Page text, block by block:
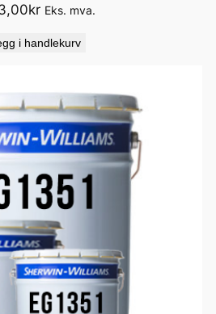
kr Eks. mva.
i handlekurv